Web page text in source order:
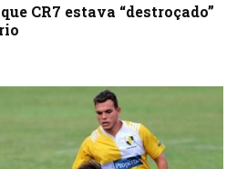
CR7 estava “destroçado”